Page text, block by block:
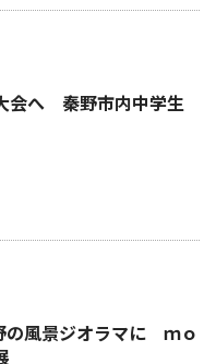
会へ 秦野市内中学生
風景ジオラマに ｍｏ